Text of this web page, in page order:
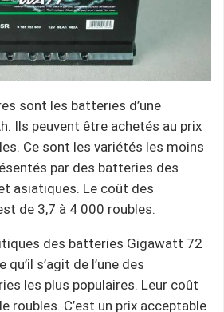
sont les batteries d’une
Ils peuvent être achetés au prix
Ce sont les variétés les moins
par des batteries des
asiatiques. Le coût des
de 3,7 à 4 000 roubles.
des batteries Gigawatt 72
s’agit de l’une des
les plus populaires. Leur coût
roubles. C’est un prix acceptable